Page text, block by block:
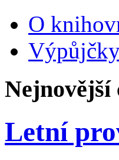
O
Nejnovější
Letní